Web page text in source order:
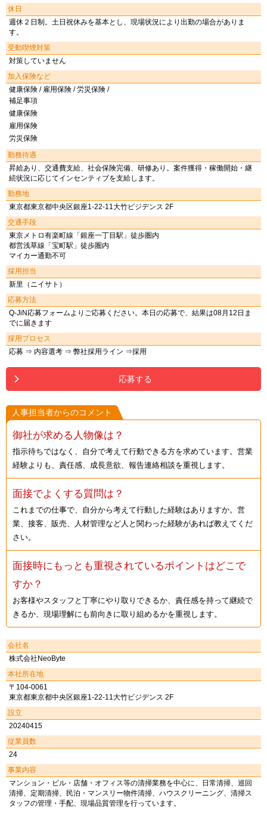
休日
週休２日制。土日祝休みを基本とし、現場状況により出勤の場合がありま
す。
受動喫煙対策
対策していません
加入保険など
健康保険 / 雇用保険 / 労災保険 /
補足事項
健康保険
雇用保険
労災保険
勤務待遇
昇給あり、交通費支給、社会保険完備、研修あり。案件獲得・稼働開始・継
続状況に応じてインセンティブを支給します。
勤務地
東京都東京都中央区銀座1-22-11大竹ビジデンス 2F
交通手段
東京メトロ有楽町線「銀座一丁目駅」徒歩圏内
都営浅草線「宝町駅」徒歩圏内
マイカー通勤不可
採用担当
新里（ニイサト）
応募方法
Q-JiN応募フォームよりご応募ください。本日の応募で、結果は08月12日ま
でに届きます
採用プロセス
応募 ⇒ 内容選考 ⇒ 弊社採用ライン ⇒採用
応募する
人事担当者からのコメント
御社が求める人物像は？
指示待ちではなく、自分で考えて行動できる方を求めています。営業
経験よりも、責任感、成長意欲、報告連絡相談を重視します。
面接でよくする質問は？
これまでの仕事で、自分から考えて行動した経験はありますか。営
業、接客、販売、人材管理など人と関わった経験があれば教えてくだ
さい。
面接時にもっとも重視されているポイントはどこで
すか？
お客様やスタッフと丁寧にやり取りできるか、責任感を持って継続で
きるか、現場理解にも前向きに取り組めるかを重視します。
会社名
株式会社NeoByte
本社所在地
〒104-0061
東京都東京都中央区銀座1-22-11大竹ビジデンス 2F
設立
20240415
従業員数
24
事業内容
マンション・ビル・店舗・オフィス等の清掃業務を中心に、日常清掃、巡回
清掃、定期清掃、民泊・マンスリー物件清掃、ハウスクリーニング、清掃ス
タッフの管理・手配、現場品質管理を行っています。